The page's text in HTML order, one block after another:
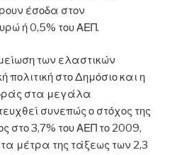
έσοδα στον
ή 0,5% του ΑΕΠ.
των ελαστικών
στο Δημόσιο και η
στα μεγάλα
συνεπώς ο στόχος της
στο 3,7% του ΑΕΠ το 2009,
μέτρα της τάξεως των 2,3